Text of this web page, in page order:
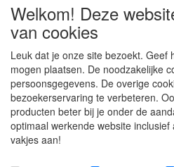
© Medisan Trading |
zijn inclusief BTW en exclusief
staat aangegeven.
Welkom! Deze
van cookies
Leuk dat je onze site bezoekt. Geef
mogen plaatsen. De noodzakelijke
persoonsgegevens. De overige
bezoekerservaring te verbeteren.
producten beter bij je onder de
optimaal werkende website
vakjes aan!